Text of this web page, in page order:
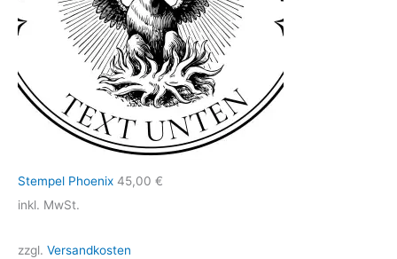
Stempel Phoenix 45,00 €
inkl. MwSt.
zzgl. Versandkosten